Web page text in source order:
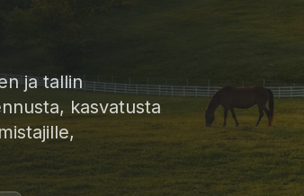
ja tallin
kasvatusta